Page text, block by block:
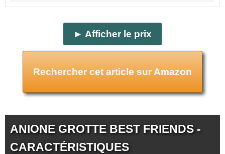
► Afficher le prix
Rechercher cet article sur Amazon
ANIONE GROTTE BEST FRIENDS -
CARACTÉRISTIQUES